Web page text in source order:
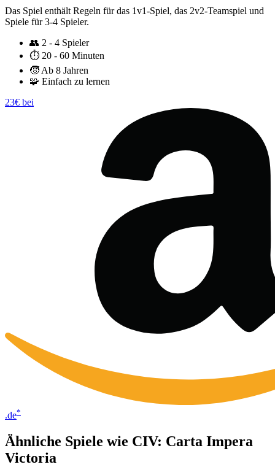
Das Spiel enthält Regeln für das 1v1-Spiel, das 2v2-Teamspiel und
Spiele für 3-4 Spieler.
👥 2 - 4 Spieler
⏱️ 20 - 60 Minuten
🧒 Ab 8 Jahren
🧩 Einfach zu lernen
23€ bei
.de*
Ähnliche Spiele wie CIV: Carta Impera
Victoria